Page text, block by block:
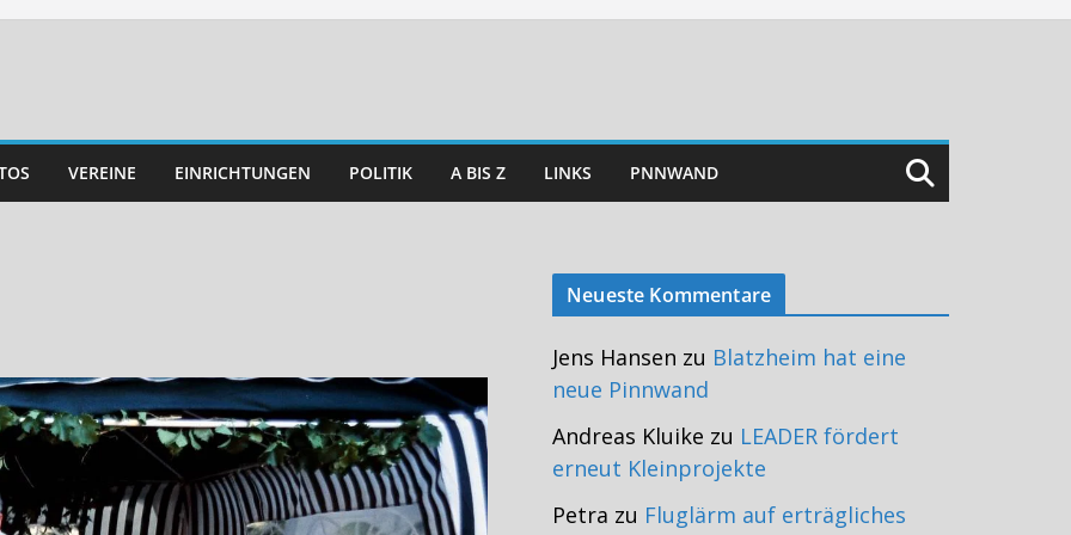
VEREINE EINRICHTUNGEN POLITIK A BIS Z LINKS PNNWAND
Neueste Kommentare
Jens Hansen zu Blatzheim hat eine
neue Pinnwand
Andreas Kluike zu LEADER fördert
erneut Kleinprojekte
Petra zu Fluglärm auf erträgliches